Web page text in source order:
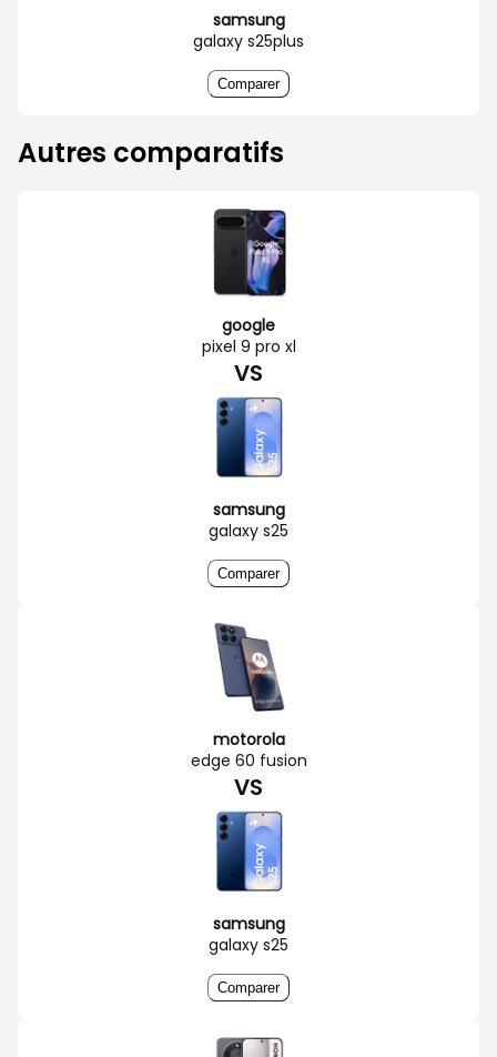
samsung
galaxy s25plus
Comparer
Autres comparatifs
google
pixel 9 pro xl
VS
samsung
galaxy s25
Comparer
motorola
edge 60 fusion
VS
samsung
galaxy s25
Comparer